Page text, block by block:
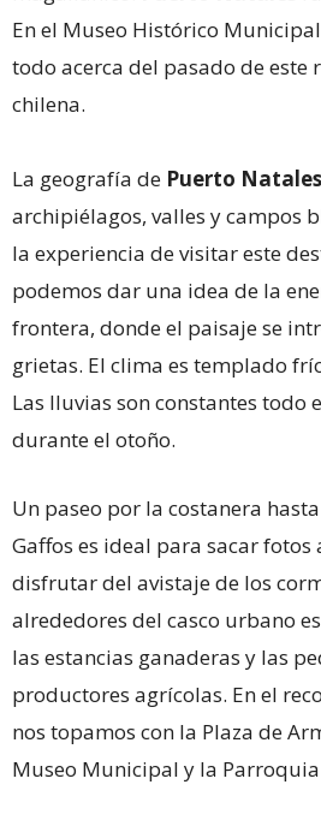
En el Museo Histórico
todo acerca del pasado de este
chilena.
La geografía de Puerto Natales
archipiélagos, valles y campos
la experiencia de visitar este
podemos dar una idea de la
frontera, donde el paisaje se
grietas. El clima es templado
Las lluvias son constantes todo
durante el otoño.
Un paseo por la costanera
Gaffos es ideal para sacar fotos
disfrutar del avistaje de los
alrededores del casco urbano
las estancias ganaderas y las
productores agrícolas. En el
nos topamos con la Plaza de
Museo Municipal y la